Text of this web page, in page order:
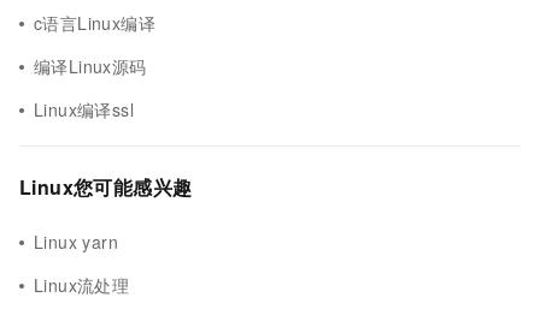
c语言Linux编译
编译Linux源码
Linux编译ssl
Linux您可能感兴趣
Linux yarn
Linux流处理